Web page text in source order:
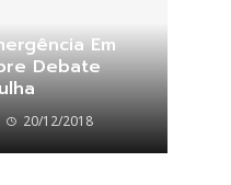
Em
Debate
20/12/2018